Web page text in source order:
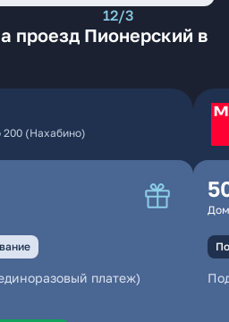
12/3
проезд Пионерский в
(Нахабино)
платеж)